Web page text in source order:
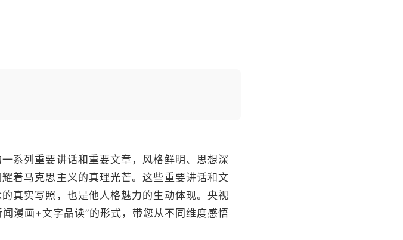
系列重要讲话和重要文章，风格鲜明、思想深
着马克思主义的真理光芒。这些重要讲话和文
真实写照，也是他人格魅力的生动体现。央视
漫画+文字品读”的形式，带您从不同维度感悟